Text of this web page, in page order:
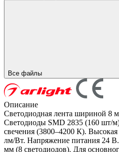
Все файлы
Описание
Светодиодная лента шириной 8
Светодиоды SMD 2835 (160 шт/м)
свечения (3800–4200 К). Высокая
лм/Вт. Напряжение питания 24
мм (8 светодиодов). Для